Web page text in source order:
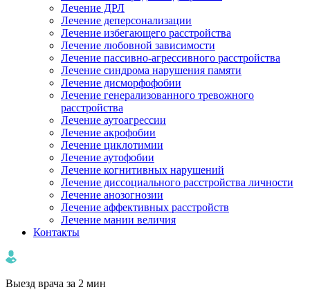
Лечение ДРЛ
Лечение деперсонализации
Лечение избегающего расстройства
Лечение любовной зависимости
Лечение пассивно-агрессивного расстройства
Лечение синдрома нарушения памяти
Лечение дисморфофобии
Лечение генерализованного тревожного
расстройства
Лечение аутоагрессии
Лечение акрофобии
Лечение циклотимии
Лечение аутофобии
Лечение когнитивных нарушений
Лечение диссоциального расстройства личности
Лечение анозогнозии
Лечение аффективных расстройств
Лечение мании величия
Контакты
Выезд врача за 2 мин